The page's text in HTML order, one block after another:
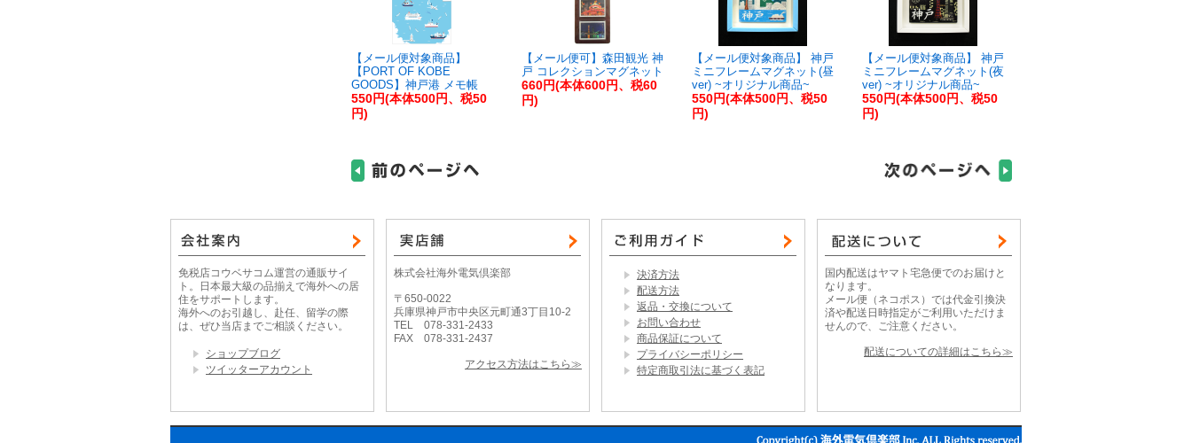
【メール便対象商品】
【PORT OF KOBE
GOODS】神戸港 メモ帳
550円(本体500円、税50
円)
【メール便可】森田観光 神
戸 コレクションマグネット
660円(本体600円、税60
円)
【メール便対象商品】 神戸
ミニフレームマグネット(昼
ver) ~オリジナル商品~
550円(本体500円、税50
円)
【メール便対象商品】 神戸
ミニフレームマグネット(夜
ver) ~オリジナル商品~
550円(本体500円、税50
円)
免税店コウベサコム運営の通販サイ
ト。日本最大級の品揃えで海外への居
住をサポートします。
海外へのお引越し、赴任、留学の際
は、ぜひ当店までご相談ください。
ショップブログ
ツイッターアカウント
株式会社海外電気倶楽部
〒650-0022
兵庫県神戸市中央区元町通3丁目10-2
TEL 078-331-2433
FAX 078-331-2437
アクセス方法はこちら≫
決済方法
配送方法
返品・交換について
お問い合わせ
商品保証について
プライバシーポリシー
特定商取引法に基づく表記
国内配送はヤマト宅急便でのお届けと
なります。
メール便（ネコポス）では代金引換決
済や配送日時指定がご利用いただけま
せんので、ご注意ください。
配送についての詳細はこちら≫